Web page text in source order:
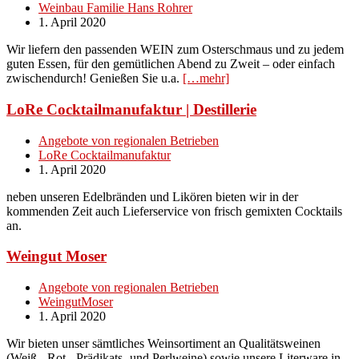
Weinbau Familie Hans Rohrer
1. April 2020
Wir liefern den passenden WEIN zum Osterschmaus und zu jedem
guten Essen, für den gemütlichen Abend zu Zweit – oder einfach
zwischendurch! Genießen Sie u.a. […mehr]
LoRe Cocktailmanufaktur | Destillerie
Angebote von regionalen Betrieben
LoRe Cocktailmanufaktur
1. April 2020
neben unseren Edelbränden und Likören bieten wir in der
kommenden Zeit auch Lieferservice von frisch gemixten Cocktails
an.
Weingut Moser
Angebote von regionalen Betrieben
WeingutMoser
1. April 2020
Wir bieten unser sämtliches Weinsortiment an Qualitätsweinen